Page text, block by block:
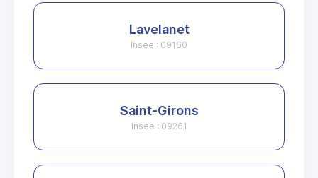
Lavelanet
Insee : 09160
Saint-Girons
Insee : 09261